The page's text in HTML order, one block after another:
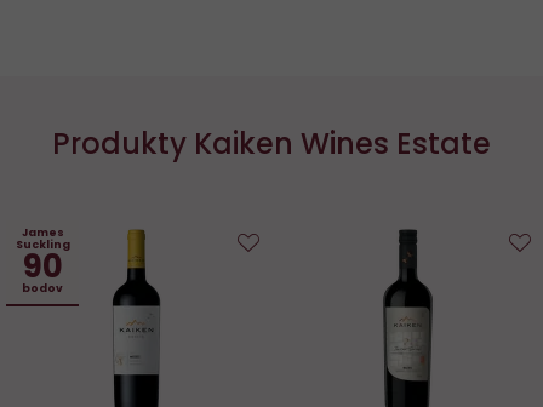
Produkty Kaiken Wines Estate
James
Suckling
90
bodov